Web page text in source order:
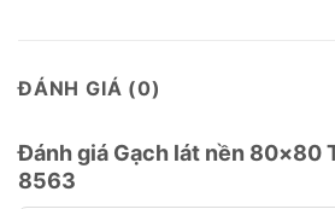
ĐÁNH GIÁ (0)
Đánh giá Gạch lát nền 80×80
8563